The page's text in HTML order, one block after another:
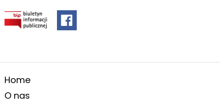
Home
O nas